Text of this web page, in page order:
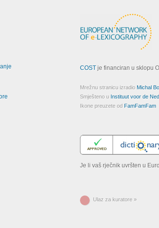
COSTje financiran u sklopu
Mrežnu stranicu izradio Michal
Smješteno u Instituut voor de
Ikone preuzete od FamFamFam
Je li vaš rječnik uvršten u
Ulaz za kuratore »